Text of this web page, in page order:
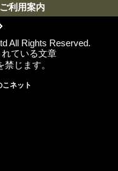
ご利用案内
All Rights Reserved.
ている文章
じます。
こネット